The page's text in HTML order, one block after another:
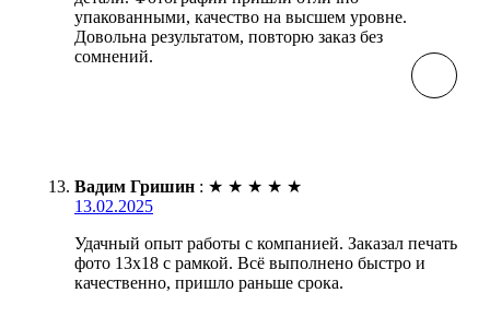
упакованными, качество на высшем уровне.
Довольна результатом, повторю заказ без
сомнений.
Вадим Гришин : ★ ★ ★ ★ ★
13.02.2025
Удачный опыт работы с компанией. Заказал печать
фото 13х18 с рамкой. Всё выполнено быстро и
качественно, пришло раньше срока.